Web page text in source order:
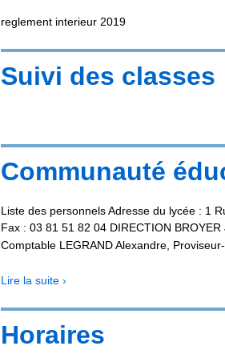
reglement interieur 2019
Suivi des classes
Communauté
Liste des personnels Adresse du lycée : 1
Fax : 03 81 51 82 04 DIRECTION
Comptable LEGRAND Alexandre,
Lire la suite ›
Horaires